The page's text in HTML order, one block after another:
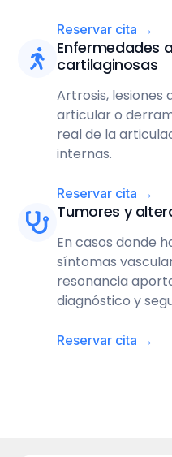
Reservar cita →
Enfermedades
cartilaginosas
Artrosis, lesiones
articular o
real de la
internas.
Reservar cita →
Tumores y
En casos donde
síntomas
resonancia
diagnóstico y
Reservar cita →